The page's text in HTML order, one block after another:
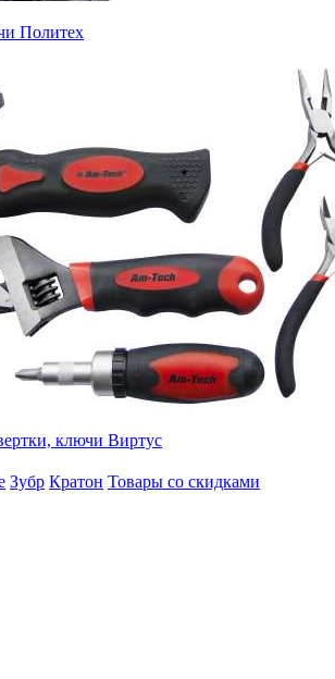
Политех
ключи Виртус
Зубр Кратон Товары со скидками